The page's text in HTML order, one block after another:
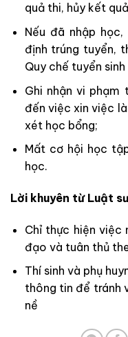
quả thi, hủy kết
Nếu đã nhập
định trúng tuyển,
Quy chế tuyển
Ghi nhận vi phạm
đến việc xin việc
xét học bổng;
Mất cơ hội học
học.
Lời khuyên từ Luật
Chỉ thực hiện việc
đạo và tuân thủ
Thí sinh và phụ
thông tin để tránh
nề